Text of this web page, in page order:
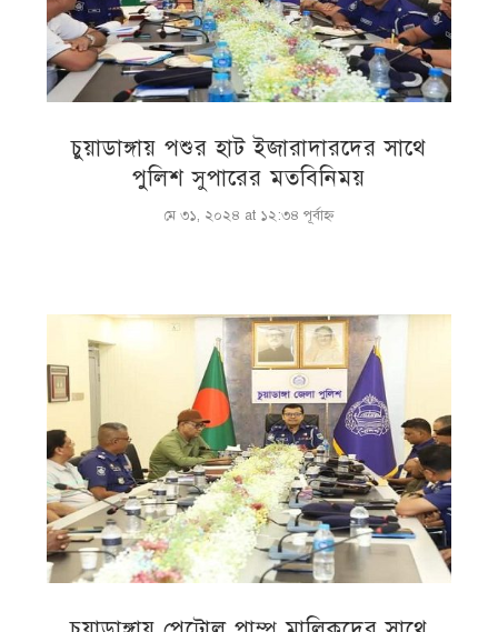
চুয়াডাঙ্গায় পশুর হাট ইজারাদারদের সাথে
পুলিশ সুপারের মতবিনিময়
মে ৩১, ২০২৪ at ১২:৩৪ পূর্বাহ্ণ